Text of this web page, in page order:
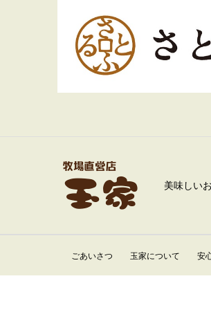
美味しい
ごあいさつ 玉家について 安